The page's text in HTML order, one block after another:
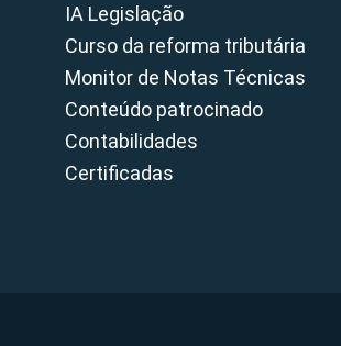
IA Legislação
Curso da reforma tributária
Monitor de Notas Técnicas
Conteúdo patrocinado
Contabilidades
Certificadas